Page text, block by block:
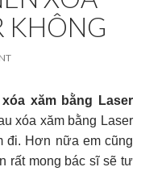
KHÔNG
xóa xăm bằng Laser
xóa xăm bằng Laser
đi. Hơn nữa em cũng
rất mong bác sĩ sẽ tư